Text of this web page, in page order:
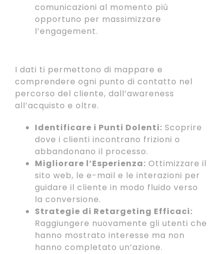
comunicazioni al momento più
opportuno per massimizzare
l’engagement.
I dati ti permettono di mappare e
comprendere ogni punto di contatto nel
percorso del cliente, dall’awareness
all’acquisto e oltre.
Identificare i Punti Dolenti: Scoprire
dove i clienti incontrano frizioni o
abbandonano il processo.
Migliorare l’Esperienza: Ottimizzare il
sito web, le e-mail e le interazioni per
guidare il cliente in modo fluido verso
la conversione.
Strategie di Retargeting Efficaci:
Raggiungere nuovamente gli utenti che
hanno mostrato interesse ma non
hanno completato un’azione.